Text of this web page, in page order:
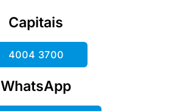
Capitais
4004 3700
WhatsApp